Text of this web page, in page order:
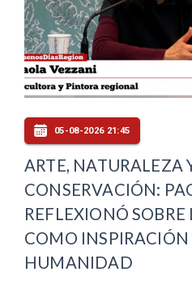
05-08-2026 21:45
ARTE, NATURALEZA
CONSERVACIÓN:
REFLEXIONÓ
COMO INSPIRACIÓN
HUMANIDAD